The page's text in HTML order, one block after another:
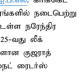
நடைபெற்று
நரேந்திர
வது லீக்
குஜராத்
ரைடர்ஸ்